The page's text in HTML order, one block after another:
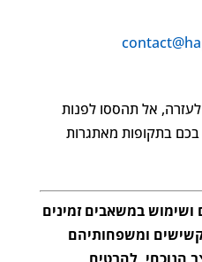
אל תהססו לפנות
בכם בתקופות מאתגרות
ושימוש במשאבים זמינים
קשישים ומשפחותיהם